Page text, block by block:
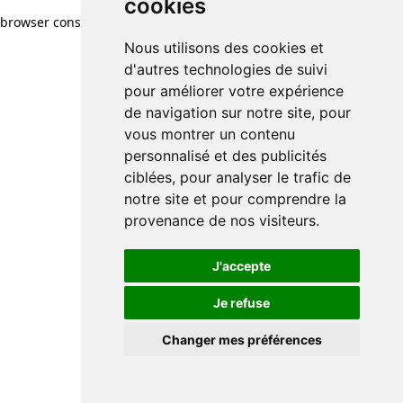
cookies
Nous utilisons des cookies et
d'autres technologies de suivi
pour améliorer votre expérience
de navigation sur notre site, pour
vous montrer un contenu
personnalisé et des publicités
ciblées, pour analyser le trafic de
notre site et pour comprendre la
provenance de nos visiteurs.
J'accepte
Je refuse
Changer mes préférences
browser console for more information)